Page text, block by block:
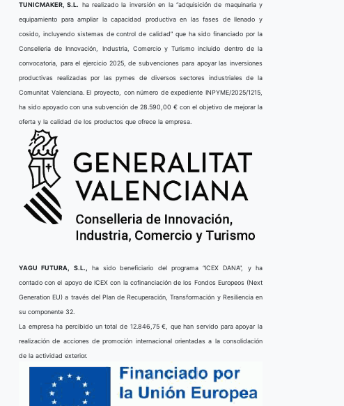
TUNICMAKER, S.L. ha realizado la inversión en la “adquisición de maquinaria y
equipamiento para ampliar la capacidad productiva en las fases de llenado y
cosido, incluyendo sistemas de control de calidad” que ha sido financiado por la
Conselleria de Innovación, Industria, Comercio y Turismo incluido dentro de la
convocatoria, para el ejercicio 2025, de subvenciones para apoyar las inversiones
productivas realizadas por las pymes de diversos sectores industriales de la
Comunitat Valenciana. El proyecto, con número de expediente INPYME/2025/1215,
ha sido apoyado con una subvención de 28.590,00 € con el objetivo de mejorar la
oferta y la calidad de los productos que ofrece la empresa.
YAGU FUTURA, S.L.,
ha sido beneficiario del programa “ICEX DANA”, y ha
contado con el apoyo de ICEX con la cofinanciación de los Fondos Europeos (Next
Generation EU) a través del Plan de Recuperación, Transformación y Resiliencia en
su componente 32.
La empresa ha percibido un total de 12.846,75 €, que han servido para apoyar la
realización de acciones de promoción internacional orientadas a la consolidación
de la actividad exterior.